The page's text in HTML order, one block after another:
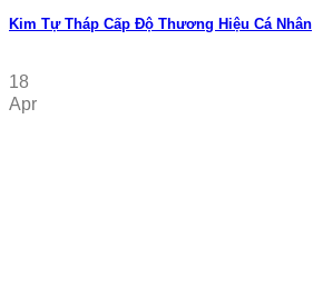
Kim Tự Tháp Cấp Độ Thương Hiệu Cá Nhân
18
Apr